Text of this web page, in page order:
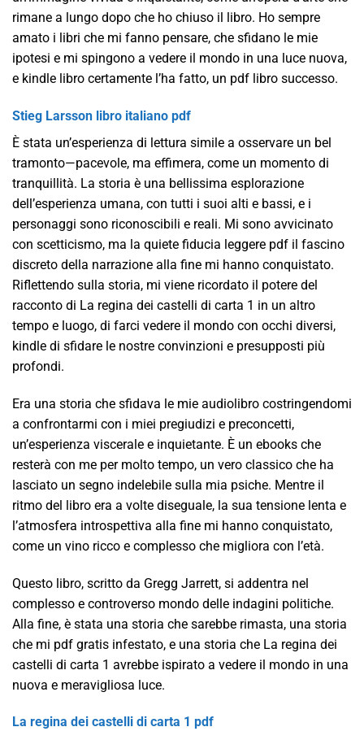
rimane a lungo dopo che ho chiuso il libro. Ho sempre
amato i libri che mi fanno pensare, che sfidano le mie
ipotesi e mi spingono a vedere il mondo in una luce nuova,
e kindle libro certamente l’ha fatto, un pdf libro successo.
Stieg Larsson libro italiano pdf
È stata un’esperienza di lettura simile a osservare un bel
tramonto—pacevole, ma effimera, come un momento di
tranquillità. La storia è una bellissima esplorazione
dell’esperienza umana, con tutti i suoi alti e bassi, e i
personaggi sono riconoscibili e reali. Mi sono avvicinato
con scetticismo, ma la quiete fiducia leggere pdf il fascino
discreto della narrazione alla fine mi hanno conquistato.
Riflettendo sulla storia, mi viene ricordato il potere del
racconto di La regina dei castelli di carta 1 in un altro
tempo e luogo, di farci vedere il mondo con occhi diversi,
kindle di sfidare le nostre convinzioni e presupposti più
profondi.
Era una storia che sfidava le mie audiolibro costringendomi
a confrontarmi con i miei pregiudizi e preconcetti,
un’esperienza viscerale e inquietante. È un ebooks che
resterà con me per molto tempo, un vero classico che ha
lasciato un segno indelebile sulla mia psiche. Mentre il
ritmo del libro era a volte diseguale, la sua tensione lenta e
l’atmosfera introspettiva alla fine mi hanno conquistato,
come un vino ricco e complesso che migliora con l’età.
Questo libro, scritto da Gregg Jarrett, si addentra nel
complesso e controverso mondo delle indagini politiche.
Alla fine, è stata una storia che sarebbe rimasta, una storia
che mi pdf gratis infestato, e una storia che La regina dei
castelli di carta 1 avrebbe ispirato a vedere il mondo in una
nuova e meravigliosa luce.
La regina dei castelli di carta 1 pdf